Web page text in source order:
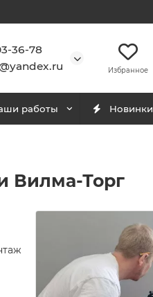
36-78
Избранное
работы Новинки
Вилма-Торг